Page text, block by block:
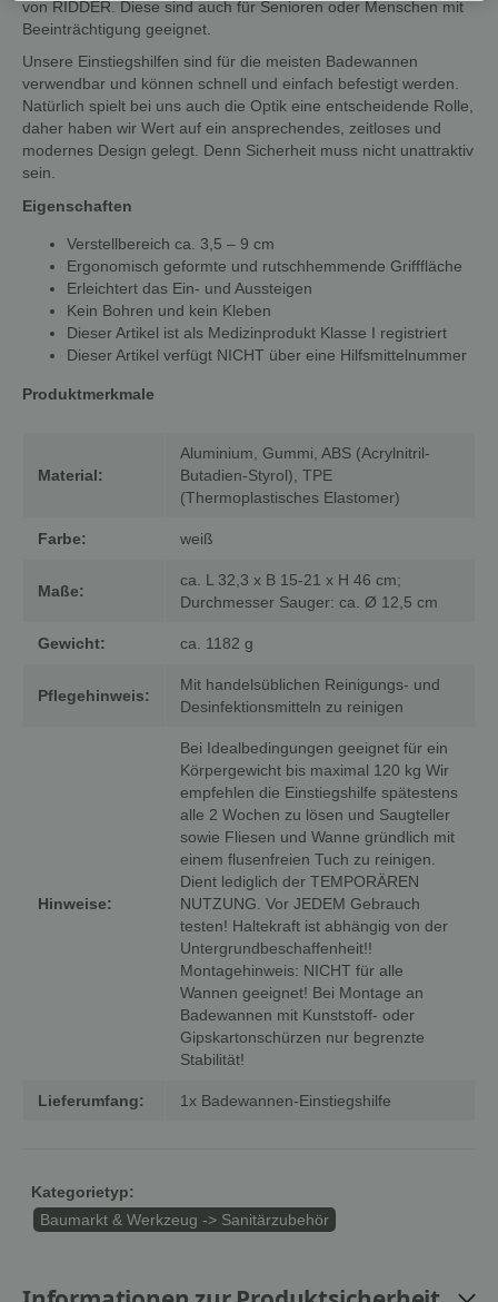
von RIDDER. Diese sind auch für Senioren oder Menschen mit
Beeinträchtigung geeignet.
Unsere Einstiegshilfen sind für die meisten Badewannen
verwendbar und können schnell und einfach befestigt werden.
Natürlich spielt bei uns auch die Optik eine entscheidende Rolle,
daher haben wir Wert auf ein ansprechendes, zeitloses und
modernes Design gelegt. Denn Sicherheit muss nicht unattraktiv
sein.
Eigenschaften
Verstellbereich ca. 3,5 – 9 cm
Ergonomisch geformte und rutschhemmende Grifffläche
Erleichtert das Ein- und Aussteigen
Kein Bohren und kein Kleben
Dieser Artikel ist als Medizinprodukt Klasse I registriert
Dieser Artikel verfügt NICHT über eine Hilfsmittelnummer
Produktmerkmale
Material:
Aluminium, Gummi, ABS (Acrylnitril-
Butadien-Styrol), TPE
(Thermoplastisches Elastomer)
Farbe: weiß
Maße:
ca. L 32,3 x B 15-21 x H 46 cm;
Durchmesser Sauger: ca. Ø 12,5 cm
Gewicht: ca. 1182 g
Pflegehinweis:
Mit handelsüblichen Reinigungs- und
Desinfektionsmitteln zu reinigen
Hinweise:
Bei Idealbedingungen geeignet für ein
Körpergewicht bis maximal 120 kg Wir
empfehlen die Einstiegshilfe spätestens
alle 2 Wochen zu lösen und Saugteller
sowie Fliesen und Wanne gründlich mit
einem flusenfreien Tuch zu reinigen.
Dient lediglich der TEMPORÄREN
NUTZUNG. Vor JEDEM Gebrauch
testen! Haltekraft ist abhängig von der
Untergrundbeschaffenheit!!
Montagehinweis: NICHT für alle
Wannen geeignet! Bei Montage an
Badewannen mit Kunststoff- oder
Gipskartonschürzen nur begrenzte
Stabilität!
Lieferumfang: 1x Badewannen-Einstiegshilfe
Kategorietyp:
Baumarkt & Werkzeug -> Sanitärzubehör